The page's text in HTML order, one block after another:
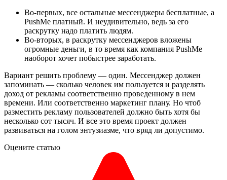
Во-первых, все остальные мессенджеры бесплатные, а
PushMe платный. И неудивительно, ведь за его
раскрутку надо платить людям.
Во-вторых, в раскрутку мессенджеров вложены
огромные деньги, в то время как компания PushMe
наоборот хочет побыстрее заработать.
Вариант решить проблему — один. Мессенджер должен
запоминать — сколько человек им пользуется и разделять
доход от рекламы соответственно проведенному в нем
времени. Или соответственно маркетинг плану. Но чтоб
разместить рекламу пользователей должно быть хотя бы
несколько сот тысяч. И все это время проект должен
развиваться на голом энтузиазме, что вряд ли допустимо.
Оцените статью